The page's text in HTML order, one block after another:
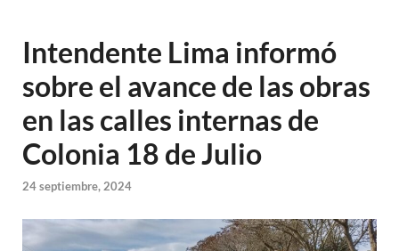
Intendente Lima informó
sobre el avance de las obras
en las calles internas de
Colonia 18 de Julio
24 septiembre, 2024